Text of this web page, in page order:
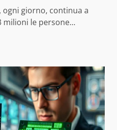
ogni giorno, continua a
milioni le persone...